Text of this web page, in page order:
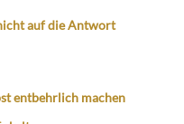
auf die Antwort
entbehrlich machen